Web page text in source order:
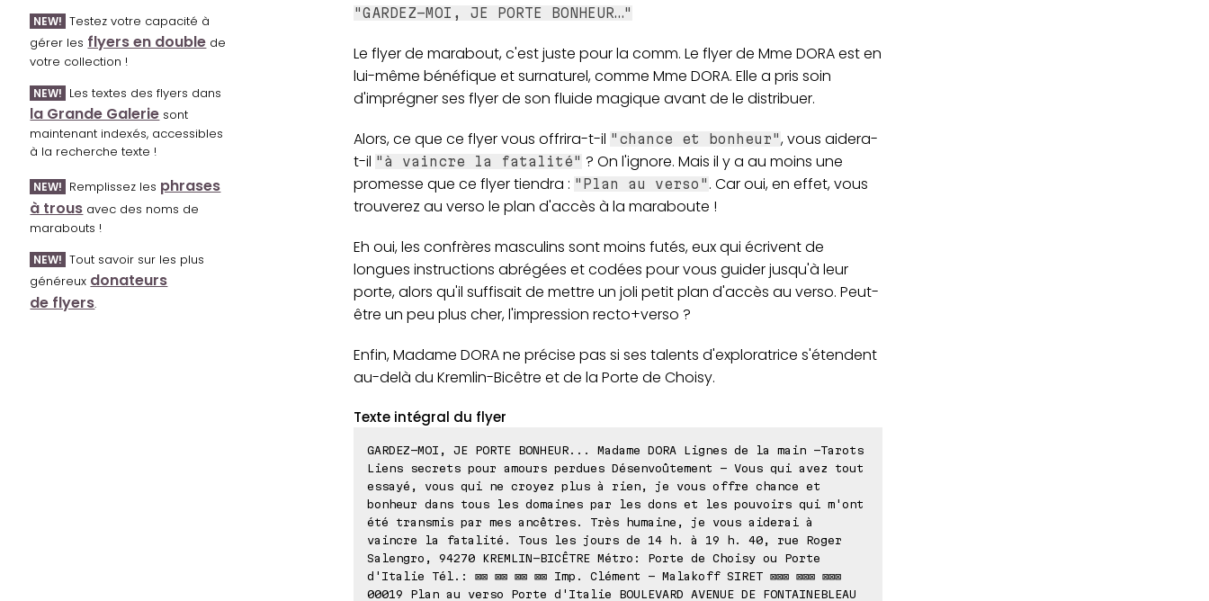
NEW! Testez votre capacité à
gérer les flyers en double de
votre collection !
NEW! Les textes des flyers dans
la Grande Galerie sont
maintenant indexés, accessibles
à la recherche texte !
NEW! Remplissez les phrases
à trous avec des noms de
marabouts !
NEW! Tout savoir sur les plus
généreux donateurs
de flyers.
"GARDEZ-MOI, JE PORTE BONHEUR…"
Le flyer de marabout, c'est juste pour la comm. Le flyer de Mme DORA est en
lui-même bénéfique et surnaturel, comme Mme DORA. Elle a pris soin
d'imprégner ses flyer de son fluide magique avant de le distribuer.
Alors, ce que ce flyer vous offrira-t-il "chance et bonheur", vous aidera-
t-il "à vaincre la fatalité" ? On l'ignore. Mais il y a au moins une
promesse que ce flyer tiendra : "Plan au verso" . Car oui, en effet, vous
trouverez au verso le plan d'accès à la maraboute !
Eh oui, les confrères masculins sont moins futés, eux qui écrivent de
longues instructions abrégées et codées pour vous guider jusqu'à leur
porte, alors qu'il suffisait de mettre un joli petit plan d'accès au verso. Peut-
être un peu plus cher, l'impression recto+verso ?
Enfin, Madame DORA ne précise pas si ses talents d'exploratrice s'étendent
au-delà du Kremlin-Bicêtre et de la Porte de Choisy.
Texte intégral du flyer
GARDEZ-MOI, JE PORTE BONHEUR... Madame DORA Lignes de la main -Tarots
Liens secrets pour amours perdues Désenvoûtement - Vous qui avez tout
essayé, vous qui ne croyez plus à rien, je vous offre chance et
bonheur dans tous les domaines par les dons et les pouvoirs qui m'ont
été transmis par mes ancêtres. Très humaine, je vous aiderai à
vaincre la fatalité. Tous les jours de 14 h. à 19 h. 40, rue Roger
Salengro, 94270 KREMLIN-BICÊTRE Métro: Porte de Choisy ou Porte
d'Italie Tél.: ⊠⊠ ⊠⊠ ⊠⊠ ⊠⊠ Imp. Clément - Malakoff SIRET ⊠⊠⊠ ⊠⊠⊠ ⊠⊠⊠
00019 Plan au verso Porte d'Italie BOULEVARD AVENUE DE FONTAINEBLEAU